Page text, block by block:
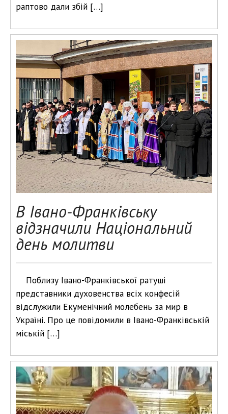
раптово дали збій […]
В Івано-Франківську
відзначили Національний
день молитви
Поблизу Івано-Франківської ратуші
представники духовенства всіх конфесій
відслужили Екуменічний молебень за мир в
Україні. Про це повідомили в Івано-Франківській
міській […]